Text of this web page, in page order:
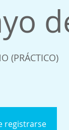
(PRÁCTICO)
registrarse